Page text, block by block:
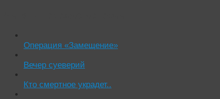
Операция «Замещение»
Вечер суеверий
Кто смертное украдет..